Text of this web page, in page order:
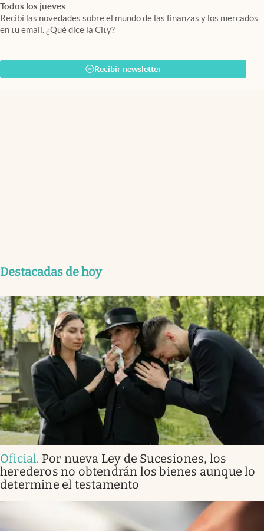
Todos los jueves
Recibí las novedades sobre el mundo de las finanzas y los mercados
en tu email. ¿Qué dice la City?
Recibir newsletter
Destacadas de hoy
Oficial. Por nueva Ley de Sucesiones, los
herederos no obtendrán los bienes aunque lo
determine el testamento